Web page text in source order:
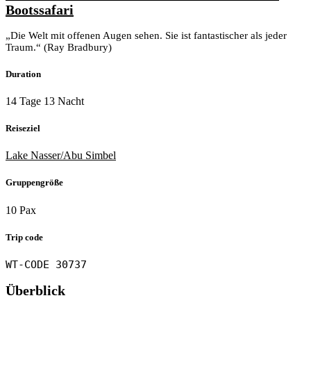
Bootssafari
„Die Welt mit offenen Augen sehen. Sie ist fantastischer als jeder
Traum.“ (Ray Bradbury)
Duration
14 Tage 13 Nacht
Reiseziel
Lake Nasser/Abu Simbel
Gruppengröße
10 Pax
Trip code
WT-CODE 30737
Überblick